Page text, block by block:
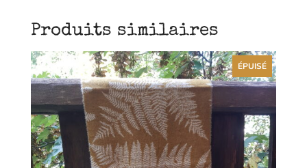
Produits similaires
ÉPUISÉ